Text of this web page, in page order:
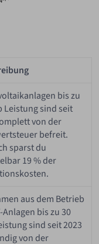
bis zu
Leistung sind seit
von der
befreit.
sparst du
19 % der
aus dem Betrieb
Anlagen bis zu 30
sind seit 2023
von der